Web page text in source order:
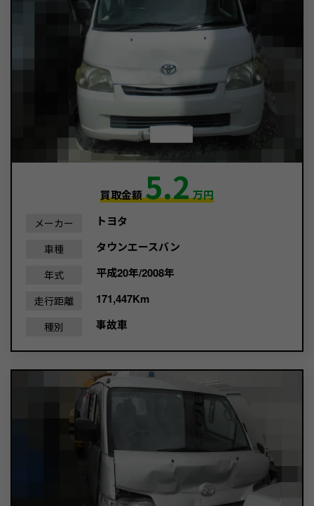
買取金額5.2万円
メーカー トヨタ
車種 タウンエースバン
年式 平成20年/2008年
走行距離 171,447Km
種別 事故車